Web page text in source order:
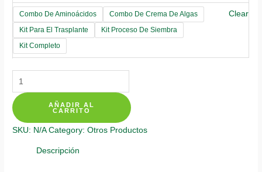
Combo De Aminoácidos
Combo De Crema De Algas
Kit Para El Trasplante
Kit Proceso De Siembra
Kit Completo
Clear
Kits
De
Fertilizantes
Para
Cerezo
AÑADIR AL
CARRITO
SKU: N/A Category:Otros Productos
Descripción